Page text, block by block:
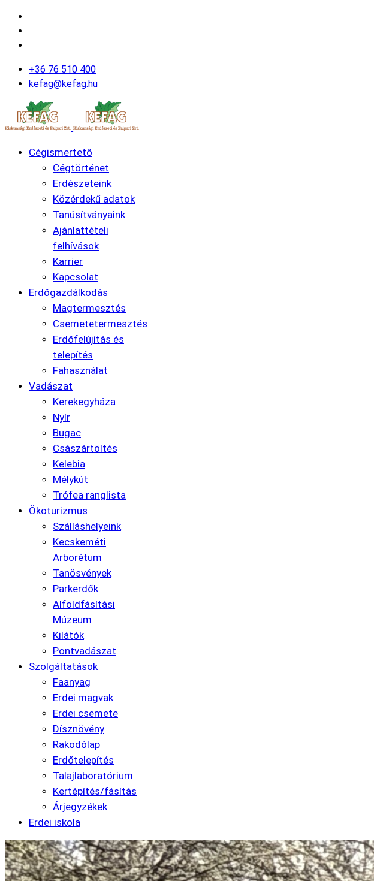
+36 76 510 400
kefag@kefag.hu
Cégismertető
Cégtörténet
Erdészeteink
Közérdekű adatok
Tanúsítványaink
Ajánlattételi
felhívások
Karrier
Kapcsolat
Erdőgazdálkodás
Magtermesztés
Csemetetermesztés
Erdőfelújítás és
telepítés
Fahasználat
Vadászat
Kerekegyháza
Nyír
Bugac
Császártöltés
Kelebia
Mélykút
Trófea ranglista
Ökoturizmus
Szálláshelyeink
Kecskeméti
Arborétum
Tanösvények
Parkerdők
Alföldfásítási
Múzeum
Kilátók
Pontvadászat
Szolgáltatások
Faanyag
Erdei magvak
Erdei csemete
Dísznövény
Rakodólap
Erdőtelepítés
Talajlaboratórium
Kertépítés/fásítás
Árjegyzékek
Erdei iskola